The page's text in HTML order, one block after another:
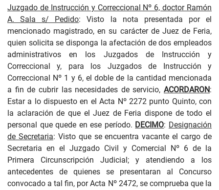
Juzgado de Instrucción y Correccional Nº 6, doctor Ramón
A. Sala s/ Pedido: Visto la nota presentada por el
mencionado magistrado, en su carácter de Juez de Feria,
quien solicita se disponga la afectación de dos empleados
administrativos en los Juzgados de Instrucción y
Correccional y, para los Juzgados de Instrucción y
Correccional Nº 1 y 6, el doble de la cantidad mencionada
a fin de cubrir las necesidades de servicio, ACORDARON:
Estar a lo dispuesto en el Acta Nº 2272 punto Quinto, con
la aclaración de que el Juez de Feria dispone de todo el
personal que quede en ese período. DECIMO: Designación
de Secretaria: Visto que se encuentra vacante el cargo de
Secretaria en el Juzgado Civil y Comercial Nº 6 de la
Primera Circunscripción Judicial; y atendiendo a los
antecedentes de quienes se presentaran al Concurso
convocado a tal fin, por Acta Nº 2472, se comprueba que la